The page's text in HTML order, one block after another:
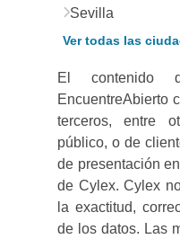
Sevilla
Ver todas las
El contenido
EncuentreAbierto
terceros, entre
público, o de
de presentación
de Cylex. Cylex
la exactitud,
de los datos. Las